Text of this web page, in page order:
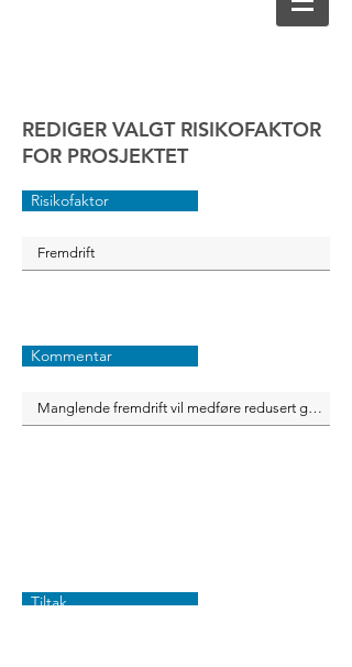
REDIGER VALGT RISIKOFAKTOR
FOR PROSJEKTET
Risikofaktor
Kommentar
Tiltak